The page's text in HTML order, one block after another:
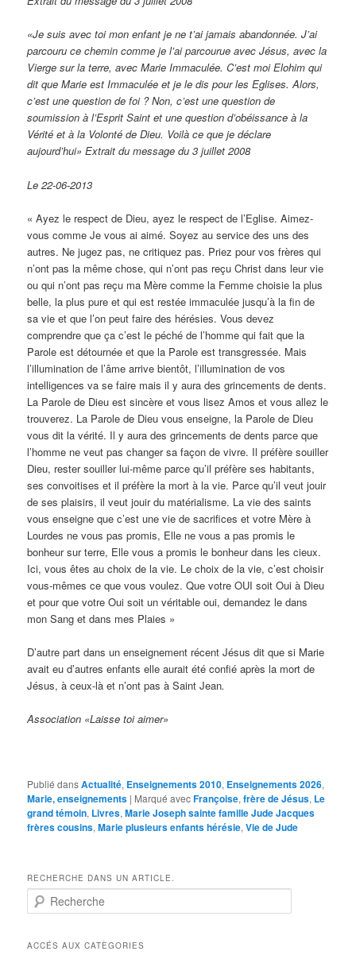
«Je suis avec toi mon enfant je ne t’ai jamais abandonnée. J’ai
parcouru ce chemin comme je l’ai parcourue avec Jésus, avec la
Vierge sur la terre, avec Marie Immaculée. C’est moi Elohim qui
dit que Marie est Immaculée et je le dis pour les Eglises. Alors,
c’est une question de foi ? Non, c’est une question de
soumission à l’Esprit Saint et une question d’obéissance à la
Vérité et à la Volonté de Dieu. Voilà ce que je déclare
aujourd’hui» Extrait du message du 3 juillet 2008
Le 22-06-2013
« Ayez le respect de Dieu, ayez le respect de l’Eglise. Aimez-
vous comme Je vous ai aimé. Soyez au service des uns des
autres. Ne jugez pas, ne critiquez pas. Priez pour vos frères qui
n’ont pas la même chose, qui n’ont pas reçu Christ dans leur vie
ou qui n’ont pas reçu ma Mère comme la Femme choisie la plus
belle, la plus pure et qui est restée immaculée jusqu’à la fin de
sa vie et que l’on peut faire des hérésies. Vous devez
comprendre que ça c’est le péché de l’homme qui fait que la
Parole est détournée et que la Parole est transgressée. Mais
l’illumination de l’âme arrive bientôt, l’illumination de vos
intelligences va se faire mais il y aura des grincements de dents.
La Parole de Dieu est sincère et vous lisez Amos et vous allez le
trouverez. La Parole de Dieu vous enseigne, la Parole de Dieu
vous dit la vérité. Il y aura des grincements de dents parce que
l’homme ne veut pas changer sa façon de vivre. Il préfère souiller
Dieu, rester souiller lui-même parce qu’il préfère ses habitants,
ses convoitises et il préfère la mort à la vie. Parce qu’il veut jouir
de ses plaisirs, il veut jouir du matérialisme. La vie des saints
vous enseigne que c’est une vie de sacrifices et votre Mère à
Lourdes ne vous pas promis, Elle ne vous a pas promis le
bonheur sur terre, Elle vous a promis le bonheur dans les cieux.
Ici, vous êtes au choix de la vie. Le choix de la vie, c’est choisir
vous-mêmes ce que vous voulez. Que votre OUI soit Oui à Dieu
et pour que votre Oui soit un véritable oui, demandez le dans
mon Sang et dans mes Plaies »
D’autre part dans un enseignement récent Jésus dit que si Marie
avait eu d’autres enfants elle aurait été confié après la mort de
Jésus, à ceux-là et n’ont pas à Saint Jean.
Association «Laisse toi aimer»
Publié dansActualité, Enseignements 2010, Enseignements 2026,
Marie, enseignements | Marqué avecFrançoise,frère de Jésus, Le
grand témoin, Livres,Marie Joseph sainte famille Jude Jacques
frères cousins,Marie plusieurs enfants hérésie,Vie de Jude
RECHERCHE DANS UN ARTICLE.
e
h
ACCÉS AUX CATÈGORIES